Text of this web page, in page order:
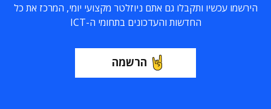
הירשמו עכשיו ותקבלו גם אתם ניוזלטר מקצועי יומי, המרכז את כל
החדשות והעדכונים בתחומי ה-ICT
הרשמה